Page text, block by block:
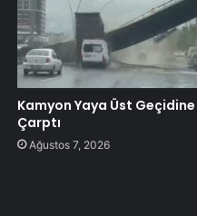
Kamyon Yaya Üst Geçidine
Çarptı
Ağustos 7, 2026